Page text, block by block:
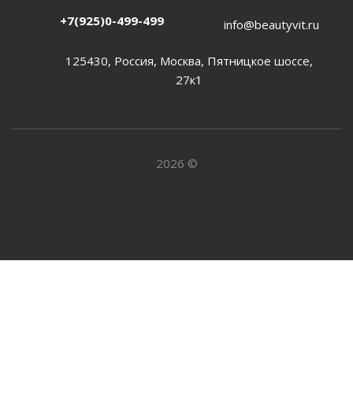
+7(925)0-499-499 info@beautyvit.ru
125430, Россия, Москва, Пятницкое шоссе,
27к1
2026 ©